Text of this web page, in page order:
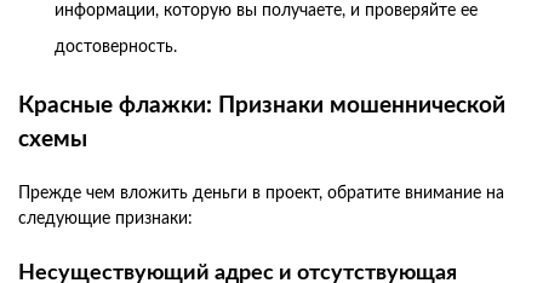
информации, которую вы получаете, и проверяйте ее
достоверность.
Красные флажки: Признаки мошеннической
схемы
Прежде чем вложить деньги в проект, обратите внимание на
следующие признаки:
Несуществующий адрес и отсутствующая